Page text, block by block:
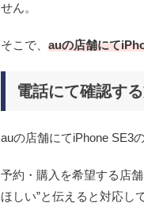
せん。
そこで、 auの店舗にて
電話にて確認す
auの店舗にてiPhone SE3
予約・購入を希望する店
ほしい”と伝えると対応し